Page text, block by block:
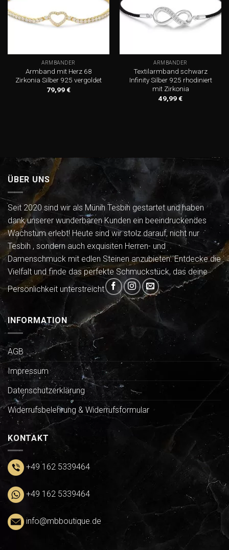
ARMBÄNDER
Armband mit Herz 68
Zirkonia Silber 925 vergoldet
79,99€
ARMBÄNDER
Textilarmband schwarz
Infinity Silber 925 rhodiniert
mit Zirkonia
49,99€
ÜBER UNS
Seit 2020 sind wir als Münih Tesbih gestartet und haben
dank unserer wunderbaren Kunden ein beeindruckendes
Wachstum erlebt! Heute sind wir stolz darauf, nicht nur
Tesbih , sondern auch exquisiten Herren- und
Damenschmuck mit edlen Steinen anzubieten. Entdecke die
Vielfalt und finde das perfekte Schmuckstück, das deine
Persönlichkeit unterstreicht
INFORMATION
AGB
Impressum
Datenschutzerklärung
Widerrufsbelehrung & Widerrufsformular
KONTAKT
+49 162 5339464
+49 162 5339464
info@mbboutique.de